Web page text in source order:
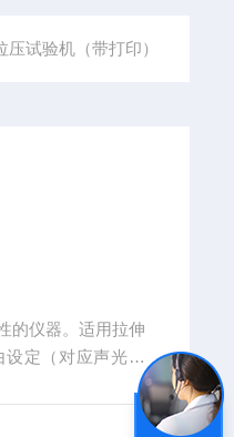
试验机（带打印）
的仪器。适用拉伸
定（对应声光报
印存储的测试数据